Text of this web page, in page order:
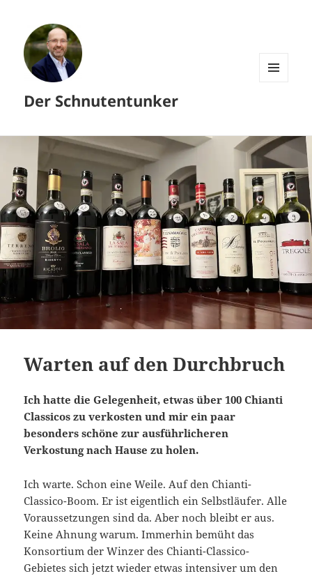
Der Schnutentunker
Warten auf den Durchbruch
Ich hatte die Gelegenheit, etwas über 100 Chianti
Classicos zu verkosten und mir ein paar
besonders schöne zur ausführlicheren
Verkostung nach Hause zu holen.
Ich warte. Schon eine Weile. Auf den Chianti-
Classico-Boom. Er ist eigentlich ein Selbstläufer. Alle
Voraussetzungen sind da. Aber noch bleibt er aus.
Keine Ahnung warum. Immerhin bemüht das
Konsortium der Winzer des Chianti-Classico-
Gebietes sich jetzt wieder etwas intensiver um den